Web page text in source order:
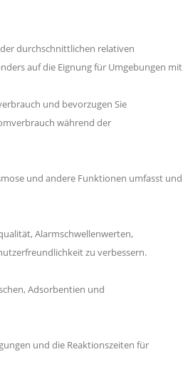
durchschnittlichen relativen
auf die Eignung für Umgebungen mit
und bevorzugen Sie
während der
und andere Funktionen umfasst und
Alarmschwellenwerten,
zu verbessern.
Adsorbentien und
und die Reaktionszeiten für